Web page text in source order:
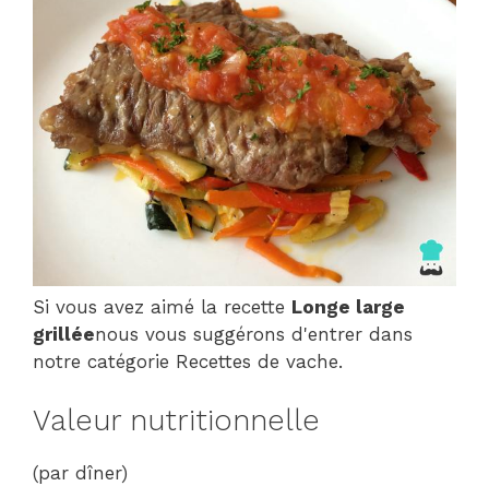
Si vous avez aimé la recette Longe large
grilléenous vous suggérons d'entrer dans
notre catégorie Recettes de vache.
Valeur nutritionnelle
(par dîner)